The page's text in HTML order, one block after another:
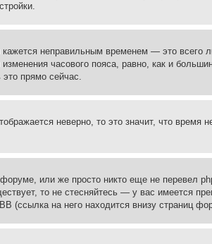
неправильным временем — это всего
часового пояса, равно, как и
прямо сейчас.
неверно, то это значит, что время
или же просто никто еще не перевел
то не стесняйтесь — у вас имеется
(ссылка на него находится внизу страниц